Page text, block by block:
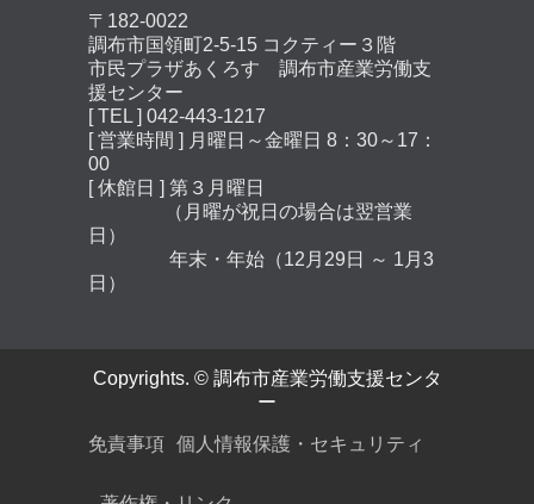
〒182-0022
調布市国領町2-5-15 コクティー３階
市民プラザあくろす 調布市産業労働支
援センター
[ TEL ] 042-443-1217
[ 営業時間 ] 月曜日～金曜日 8：30～17：
00
[ 休館日 ] 第３月曜日
（月曜が祝日の場合は翌営業
日）
年末・年始（12月29日 ～ 1月3
日）
Copyrights. © 調布市産業労働支援センタ
ー
免責事項 個人情報保護・セキュリティ